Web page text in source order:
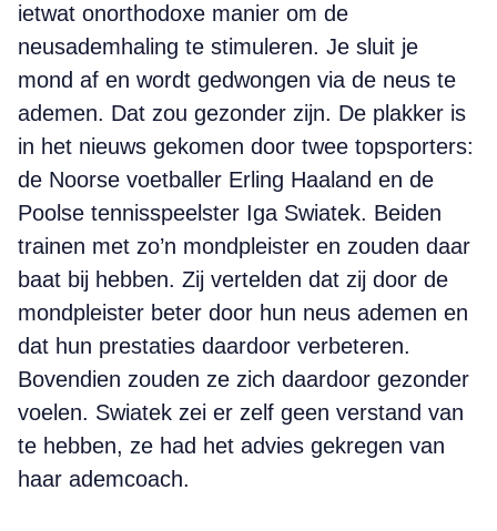
ietwat onorthodoxe manier om de
neusademhaling te stimuleren. Je sluit je
mond af en wordt gedwongen via de neus te
ademen. Dat zou gezonder zijn. De plakker is
in het nieuws gekomen door twee topsporters:
de Noorse voetballer Erling Haaland en de
Poolse tennisspeelster Iga Swiatek. Beiden
trainen met zo’n mondpleister en zouden daar
baat bij hebben. Zij vertelden dat zij door de
mondpleister beter door hun neus ademen en
dat hun prestaties daardoor verbeteren.
Bovendien zouden ze zich daardoor gezonder
voelen. Swiatek zei er zelf geen verstand van
te hebben, ze had het advies gekregen van
haar ademcoach.